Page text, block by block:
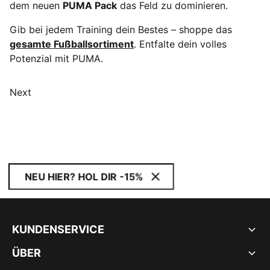
dem neuen PUMA Pack das Feld zu dominieren.
Gib bei jedem Training dein Bestes – shoppe das
gesamte Fußballsortiment. Entfalte dein volles
Potenzial mit PUMA.
Next
NEU HIER? HOL DIR -15%
KUNDENSERVICE
ÜBER